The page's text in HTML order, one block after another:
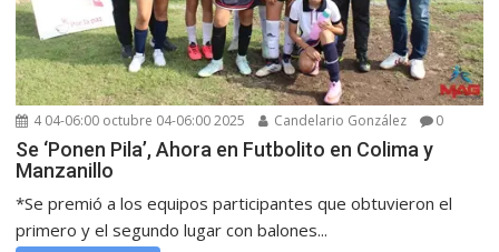
4 04-06:00 octubre 04-06:00 2025 Candelario González 0
Se ‘Ponen Pila’, Ahora en Futbolito en Colima y
Manzanillo
*Se premió a los equipos participantes que obtuvieron el
primero y el segundo lugar con balones...